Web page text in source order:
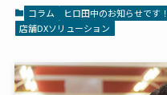
コラム ヒロ田中のお知らせです！
店舗DXソリューション